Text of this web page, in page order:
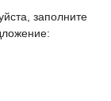
заполните